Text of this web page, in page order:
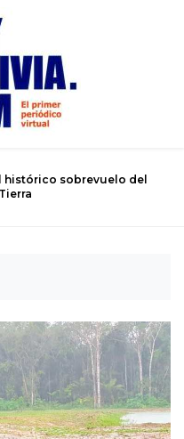
en el cuerpo de un niño